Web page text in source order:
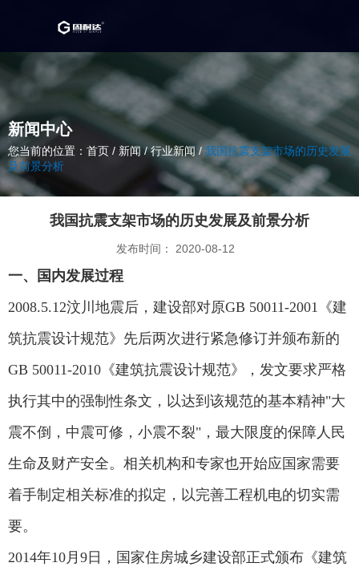
新闻中心
您当前的位置：首页 / 新闻 /行业新闻 / 我国抗震支架市场的历史发展
及前景分析
我国抗震支架市场的历史发展及前景分析
发布时间： 2020-08-12
一、
国内发展过程
2008.5.12汶川地震后，建设部对原GB 50011-2001《建
筑抗震设计规范》先后两次进行紧急修订并颁布新的
GB 50011-2010《建筑抗震设计规范》，发文要求严格
执行其中的强制性条文，以达到该规范的基本精神"大
震不倒，中震可修，小震不裂"，最大限度的保障人民
生命及财产安全。相关机构和专家也开始应国家需要
着手制定相关标准的拟定，以完善工程机电的切实需
要。
2014年10月9日，国家住房城乡建设部正式颁布《建筑